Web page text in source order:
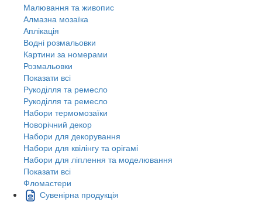
Малювання та живопис
Алмазна мозаїка
Аплікація
Водні розмальовки
Картини за номерами
Розмальовки
Показати всі
Рукоділля та ремесло
Рукоділля та ремесло
Набори термомозаїки
Новорічний декор
Набори для декорування
Набори для квілінгу та орігамі
Набори для ліплення та моделювання
Показати всі
Фломастери
Сувенірна продукція